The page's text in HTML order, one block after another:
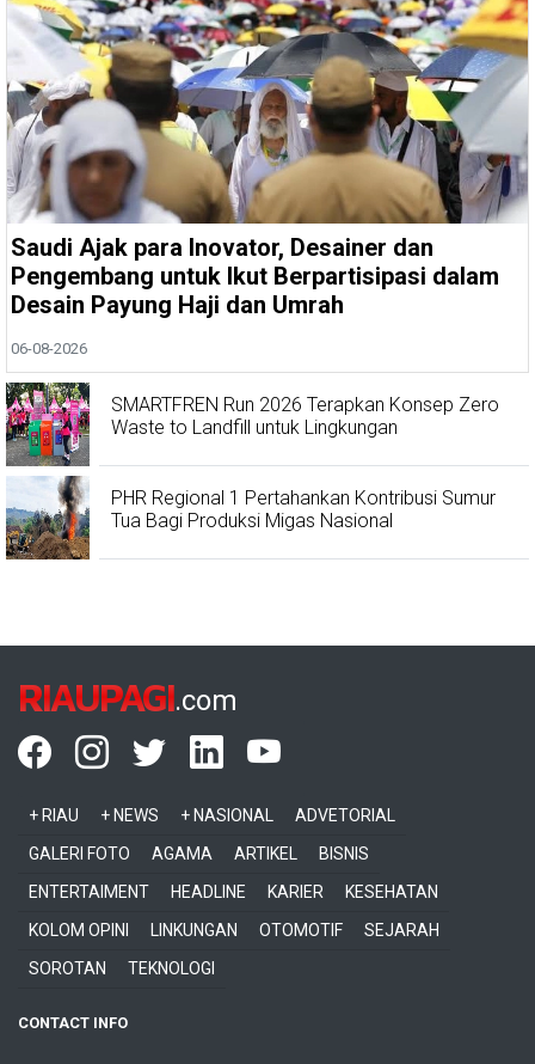
Saudi Ajak para Inovator, Desainer dan
Pengembang untuk Ikut Berpartisipasi dalam
Desain Payung Haji dan Umrah
06-08-2026
SMARTFREN Run 2026 Terapkan Konsep Zero
Waste to Landfill untuk Lingkungan
PHR Regional 1 Pertahankan Kontribusi Sumur
Tua Bagi Produksi Migas Nasional
RIAUPAGI.com
+ RIAU + NEWS + NASIONAL
ADVETORIAL
GALERI FOTO
AGAMA ARTIKEL
BISNIS
ENTERTAIMENT
HEADLINE KARIER
KESEHATAN
KOLOM OPINI
LINKUNGAN OTOMOTIF
SEJARAH
SOROTAN
TEKNOLOGI
CONTACT INFO